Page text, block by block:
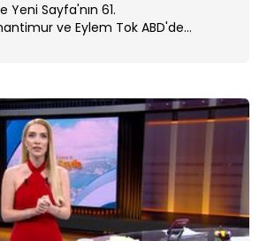
Yeni Sayfa'nın 61.
ve Eylem Tok ABD'de